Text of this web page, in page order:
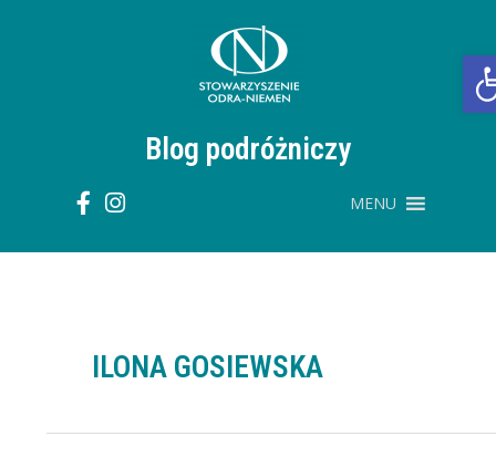
Blog podróżniczy
MENU
ILONA GOSIEWSKA